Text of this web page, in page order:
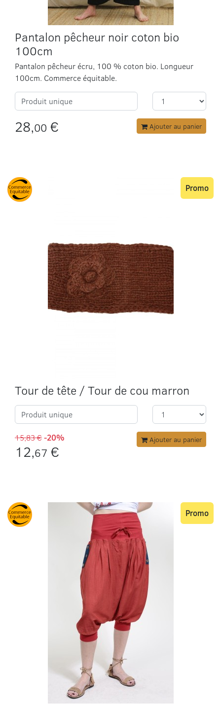
Pantalon pêcheur noir coton bio
100cm
Pantalon pêcheur écru, 100 % coton bio. Longueur
100cm. Commerce équitable.
Produit unique
28,00 € Ajouter au panier
Tour de tête / Tour de cou marron
Promo
Produit unique
15,83 €-20%
12,67 €
Ajouter au panier
Promo